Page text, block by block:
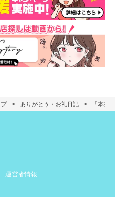
ありがとう・お礼日記 「本指
運営者情報